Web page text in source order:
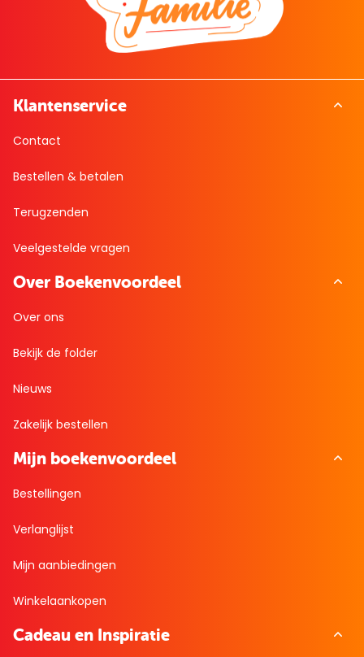
Klantenservice
Contact
Bestellen & betalen
Terugzenden
Veelgestelde vragen
Over Boekenvoordeel
Over ons
Bekijk de folder
Nieuws
Zakelijk bestellen
Mijn boekenvoordeel
Bestellingen
Verlanglijst
Mijn aanbiedingen
Winkelaankopen
Cadeau en Inspiratie